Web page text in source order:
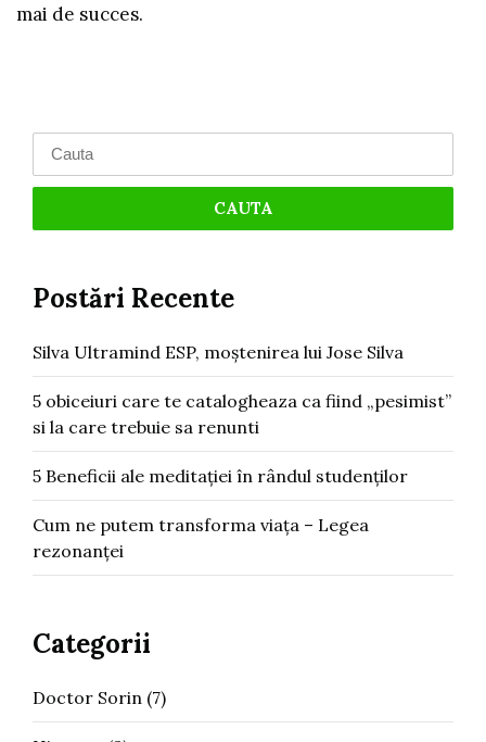
mai de succes.
for:
Postări Recente
Silva Ultramind ESP, moștenirea lui Jose Silva
5 obiceiuri care te catalogheaza ca fiind „pesimist”
si la care trebuie sa renunti
5 Beneficii ale meditației în rândul studenților
Cum ne putem transforma viața – Legea
rezonanței
Categorii
Doctor Sorin (7)